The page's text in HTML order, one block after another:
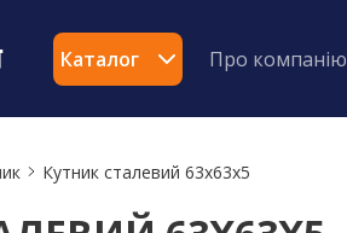
Каталог Про компанію
Кутник сталевий 63х63х5